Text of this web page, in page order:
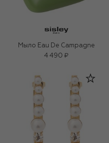
Мыло Eau De Campagne
4 490 ₽